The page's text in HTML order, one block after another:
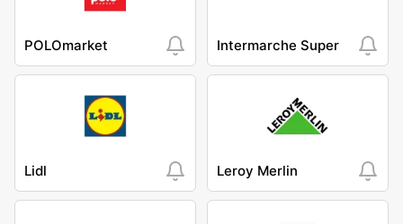
POLOmarket Intermarche Super
Lidl Leroy Merlin